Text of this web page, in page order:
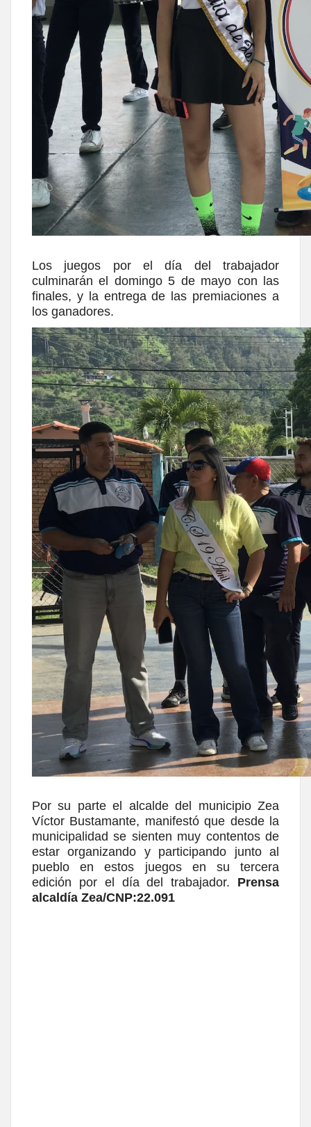
Los juegos por el día del trabajador
culminarán el domingo 5 de mayo con las
finales, y la entrega de las premiaciones a
los ganadores.
Por su parte el alcalde del municipio Zea
Víctor Bustamante, manifestó que desde la
municipalidad se sienten muy contentos de
estar organizando y participando junto al
pueblo en estos juegos en su tercera
edición por el día del trabajador.
Prensa
alcaldía Zea/CNP:22.091